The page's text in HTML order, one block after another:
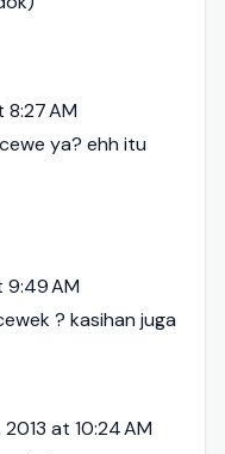
8:27 AM
ya? ehh itu
9:49 AM
? kasihan juga
at 10:24 AM